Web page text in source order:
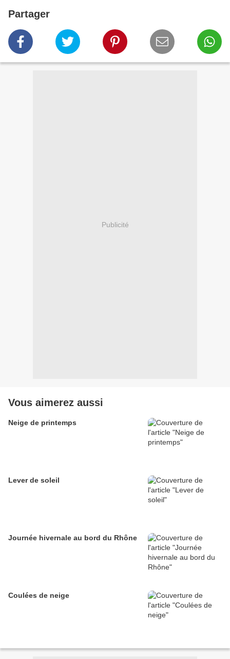
Partager
Publicité
Vous aimerez aussi
Neige de printemps
Lever de soleil
Journée hivernale au bord du Rhône
Coulées de neige